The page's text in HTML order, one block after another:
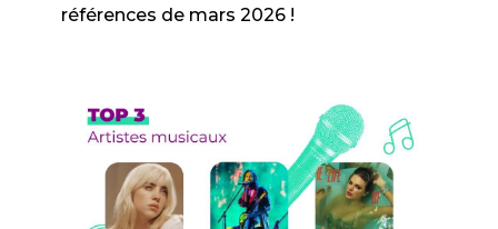
références de mars 2026 !